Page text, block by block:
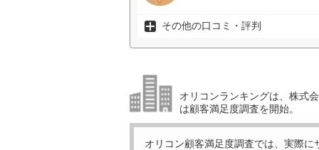
その他の口コミ・評判
オリコンランキングは、株式
は顧客満足度調査を開始。
オリコン顧客満足度調査では、実際に